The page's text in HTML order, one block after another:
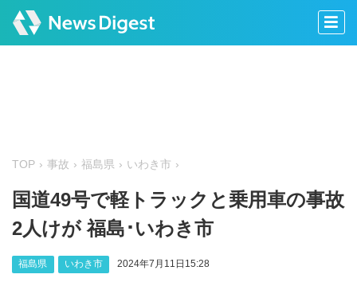
TOP 事故 福島県 いわき市
国道49号で軽トラックと乗用車の事故
2人けが 福島･いわき市
福島県 いわき市 2024年7月11日15:28